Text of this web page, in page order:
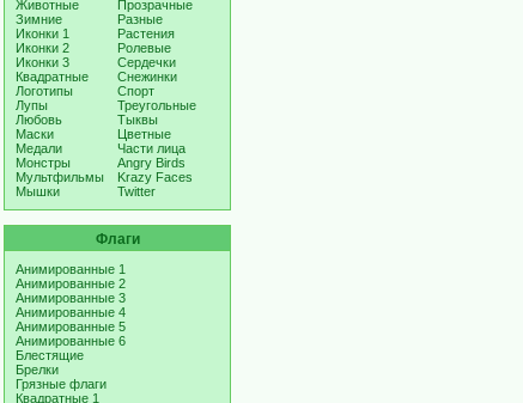
Животные
Зимние
Иконки 1
Иконки 2
Иконки 3
Квадратные
Логотипы
Лупы
Любовь
Маски
Медали
Монстры
Мультфильмы
Мышки
Прозрачные
Разные
Растения
Ролевые
Сердечки
Снежинки
Спорт
Треугольные
Тыквы
Цветные
Части лица
Angry Birds
Krazy Faces
Twitter
Флаги
Анимированные 1
Анимированные 2
Анимированные 3
Анимированные 4
Анимированные 5
Анимированные 6
Блестящие
Брелки
Грязные флаги
Квадратные 1